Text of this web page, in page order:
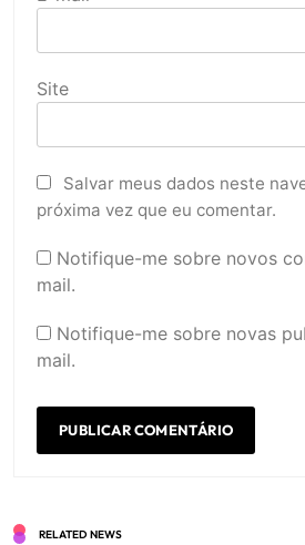
Site
Salvar meus dados neste
próxima vez que eu comentar.
Notifique-me sobre novos
mail.
Notifique-me sobre novas
mail.
RELATED NEWS